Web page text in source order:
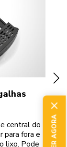
central do
para fora e
lixo. Pode